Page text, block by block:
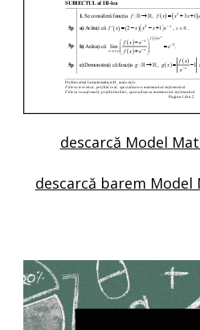
descarcă Model
descarcă barem Model